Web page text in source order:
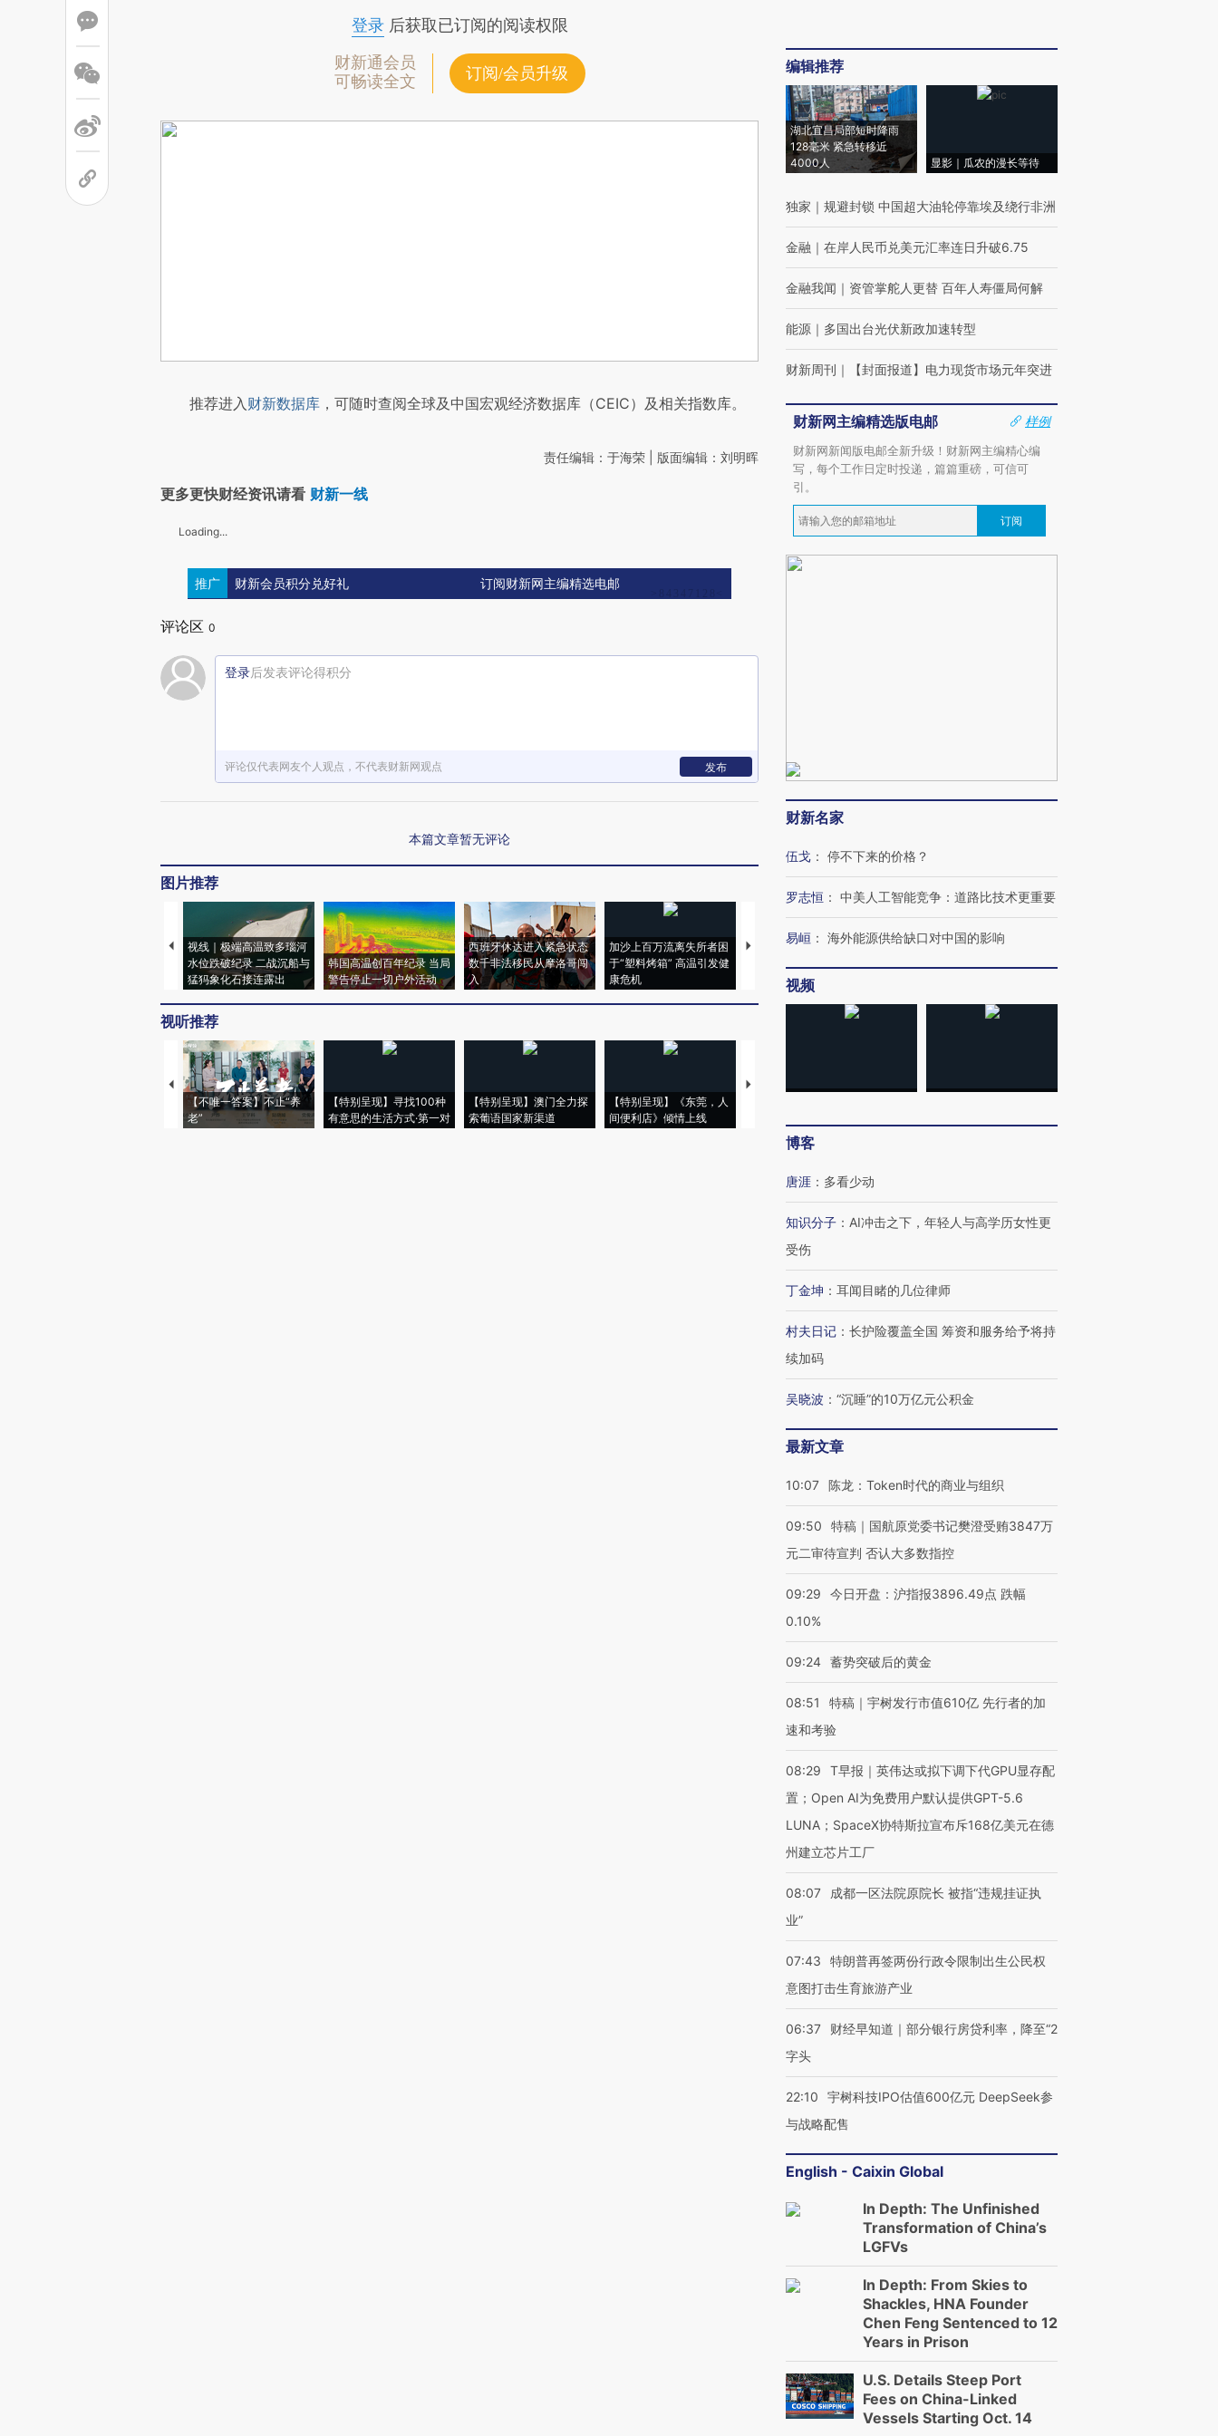
登录后获取已订阅的阅读权限
财新通会员
可畅读全文
订阅/会员升级
推荐进入财新数据库 ，可随时查阅全球及中国宏观经济数据库（CEIC）及相关指数库。
责任编辑：于海荣 | 版面编辑：刘明晖
更多更快财经资讯请看 财新一线
Loading...
推广 财新会员积分兑好礼 订阅财新网主编精选电邮
评论区 0
登录后发表评论得积分
评论仅代表网友个人观点，不代表财新网观点 发布
本篇文章暂无评论
图片推荐
视线｜极端高温致多瑙河
水位跌破纪录 二战沉船与
猛犸象化石接连露出
韩国高温创百年纪录 当局
警告停止一切户外活动
西班牙休达进入紧急状态
数千非法移民从摩洛哥闯
入
加沙上百万流离失所者困
于“塑料烤箱” 高温引发健
康危机
视线｜HYROX的吸金
心“花钱找虐”？
马航飞行员跨国走私7万
视听推荐
【不唯一答案】不止“养
老”
【特别呈现】寻找100种
有意思的生活方式·第一对
【特别呈现】澳门全力探
索葡语国家新渠道
【特别呈现】《东莞，人
间便利店》倾情上线
【推广】走进第四届链博
【商旅对话】华住集团
编辑推荐
湖北宜昌局部短时降雨
128毫米 紧急转移近
4000人
显影｜瓜农的漫长等待
独家 ｜ 规避封锁 中国超大油轮停靠埃及绕行非洲
金融 ｜ 在岸人民币兑美元汇率连日升破6.75
金融我闻 ｜ 资管掌舵人更替 百年人寿僵局何解
能源 ｜ 多国出台光伏新政加速转型
财新周刊 ｜ 【封面报道】电力现货市场元年突进
财新网主编精选版电邮
样例
财新网新闻版电邮全新升级！财新网主编精心编
写，每个工作日定时投递，篇篇重磅，可信可
引。
订阅
财新名家
伍戈 ： 停不下来的价格？
罗志恒 ： 中美人工智能竞争：道路比技术更重要
易峘 ： 海外能源供给缺口对中国的影响
视频
博客
唐涯 ： 多看少动
知识分子 ： AI冲击之下，年轻人与高学历女性更
受伤
丁金坤 ： 耳闻目睹的几位律师
村夫日记 ： 长护险覆盖全国 筹资和服务给予将持
续加码
吴晓波 ： “沉睡”的10万亿元公积金
最新文章
10:07 陈龙：Token时代的商业与组织
09:50
特稿｜国航原党委书记樊澄受贿3847万
元二审待宣判 否认大多数指控
09:29
今日开盘：沪指报3896.49点 跌幅
0.10%
09:24 蓄势突破后的黄金
08:51
特稿｜宇树发行市值610亿 先行者的加
速和考验
08:29
T早报｜英伟达或拟下调下代GPU显存配
置；Open AI为免费用户默认提供GPT-5.6
LUNA；SpaceX协特斯拉宣布斥168亿美元在德
州建立芯片工厂
08:07
成都一区法院原院长 被指“违规挂证执
业”
07:43
特朗普再签两份行政令限制出生公民权
意图打击生育旅游产业
06:37
财经早知道｜部分银行房贷利率，降至“2
字头
22:10
宇树科技IPO估值600亿元 DeepSeek参
与战略配售
English - Caixin Global
In Depth: The Unfinished
Transformation of China’s
LGFVs
In Depth: From Skies to
Shackles, HNA Founder
Chen Feng Sentenced to 12
Years in Prison
U.S. Details Steep Port
Fees on China-Linked
Vessels Starting Oct. 14